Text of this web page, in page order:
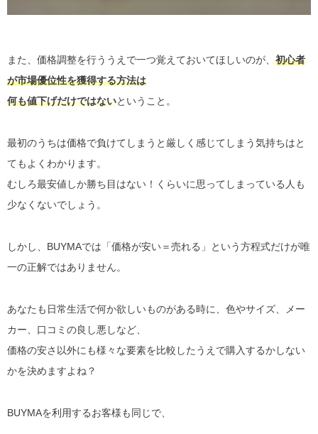
また、価格調整を行ううえで一つ覚えておいてほしいのが、 初心者
が市場優位性を獲得する方法は
何も値下げだけではないということ。
最初のうちは価格で負けてしまうと厳しく感じてしまう気持ちはと
てもよくわかります。
むしろ最安値しか勝ち目はない！くらいに思ってしまっている人も
少なくないでしょう。
しかし、BUYMAでは「価格が安い＝売れる」という方程式だけが唯
一の正解ではありません。
あなたも日常生活で何か欲しいものがある時に、色やサイズ、メー
カー、口コミの良し悪しなど、
価格の安さ以外にも様々な要素を比較したうえで購入するかしない
かを決めますよね？
BUYMAを利用するお客様も同じで、